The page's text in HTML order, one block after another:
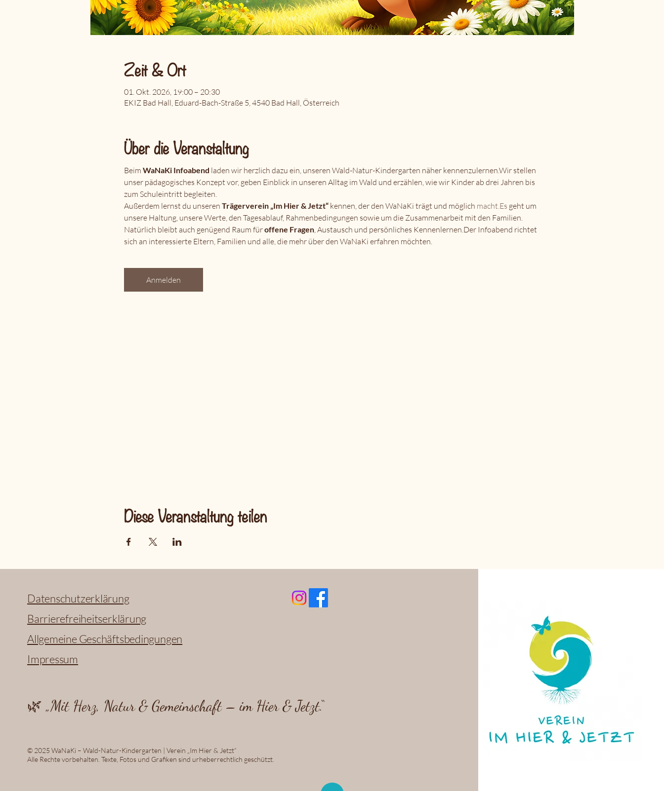
Zeit & Ort
01. Okt. 2026, 19:00 – 20:30
EKIZ Bad Hall, Eduard-Bach-Straße 5, 4540 Bad Hall, Österreich
Über die Veranstaltung
Beim WaNaKi Infoabend laden wir herzlich dazu ein, unseren Wald-Natur-Kindergarten näher kennenzulernen.Wir stellen
unser pädagogisches Konzept vor, geben Einblick in unseren Alltag im Wald und erzählen, wie wir Kinder ab drei Jahren bis
zum Schuleintritt begleiten.
Außerdem lernst du unseren Trägerverein „Im Hier & Jetzt“ kennen, der den WaNaKi trägt und möglich macht.Es geht um
unsere Haltung, unsere Werte, den Tagesablauf, Rahmenbedingungen sowie um die Zusammenarbeit mit den Familien.
Natürlich bleibt auch genügend Raum für offene Fragen, Austausch und persönliches Kennenlernen.Der Infoabend richtet
sich an interessierte Eltern, Familien und alle, die mehr über den WaNaKi erfahren möchten.
Anmelden
Diese Veranstaltung teilen
Datenschutzerklärung
Barrierefreiheitserklärung
Allgemeine Geschäftsbedingungen
Impressum
🌿 „Mit Herz, Natur & Gemeinschaft – im Hier & Jetzt.“
© 2025 WaNaKi – Wald-Natur-Kindergarten | Verein „Im Hier & Jetzt“
Alle Rechte vorbehalten. Texte, Fotos und Grafiken sind urheberrechtlich geschützt.